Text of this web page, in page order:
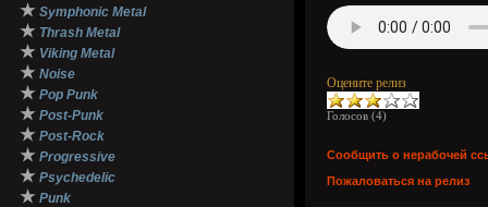
★ Symphonic Metal
★ Thrash Metal
★ Viking Metal
★ Noise
★ Pop Punk
★ Post-Punk
★ Post-Rock
★ Progressive
★ Psychedelic
★ Punk
Оцените релиз
Голосов (4)
Сообщить о нерабочей
Пожаловаться на релиз